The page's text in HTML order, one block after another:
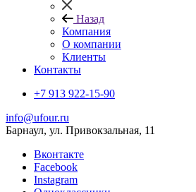
Назад
Компания
О компании
Клиенты
Контакты
+7 913 922-15-90
info@ufour.ru
Барнаул, ул. Привокзальная, 11
Вконтакте
Facebook
Instagram